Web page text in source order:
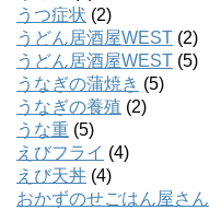
うつ症状 (2)
うどん居酒屋WEST (2)
うどん居酒屋WEST (5)
うなぎの蒲焼き (5)
うなぎの養殖 (2)
うな重 (5)
えびフライ (4)
えび天丼 (4)
おかずのせごはん屋さん